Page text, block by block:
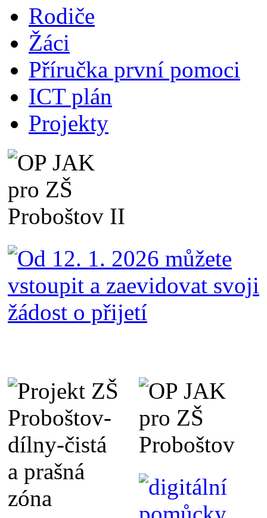
Rodiče
Žáci
Příručka první pomoci
ICT plán
Projekty